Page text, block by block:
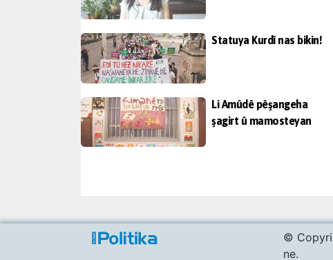
Statuya Kurdî nas bikin!
Li Amûdê pêşangeha
şagirt û mamosteyan
©
ne.